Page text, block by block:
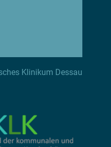
Klinikum Dessau